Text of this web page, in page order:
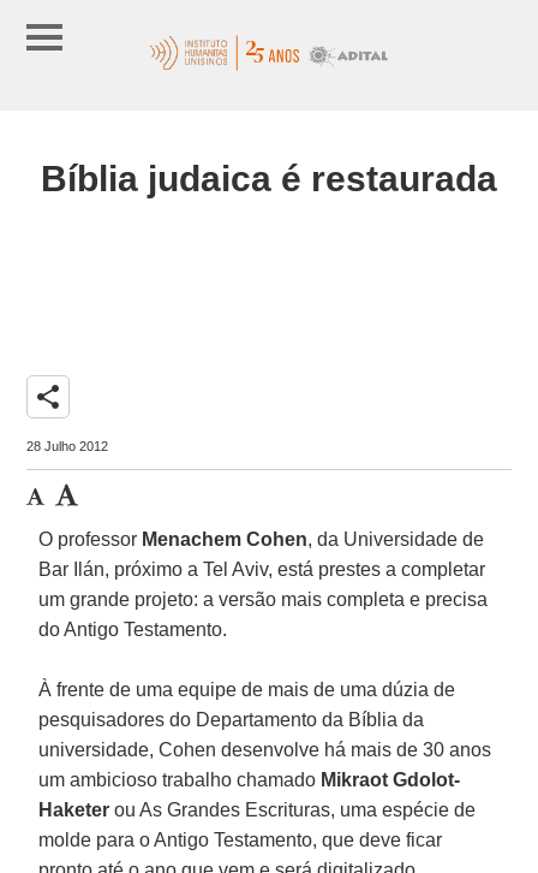
Bíblia judaica é restaurada
share
28 Julho 2012
O professor Menachem Cohen, da Universidade de
Bar Ilán, próximo a Tel Aviv, está prestes a completar
um grande projeto: a versão mais completa e precisa
do Antigo Testamento.
À frente de uma equipe de mais de uma dúzia de
pesquisadores do Departamento da Bíblia da
universidade, Cohen desenvolve há mais de 30 anos
um ambicioso trabalho chamado Mikraot Gdolot-
Haketer ou As Grandes Escrituras, uma espécie de
molde para o Antigo Testamento, que deve ficar